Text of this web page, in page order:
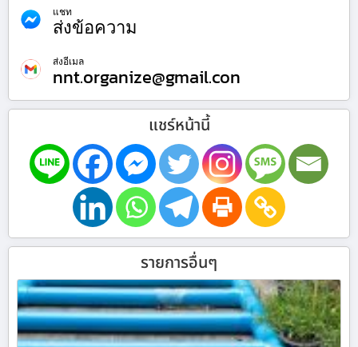
แชท
ส่งข้อความ
ส่งอีเมล
nnt.organize@gmail.con
แชร์หน้านี้
รายการอื่นๆ